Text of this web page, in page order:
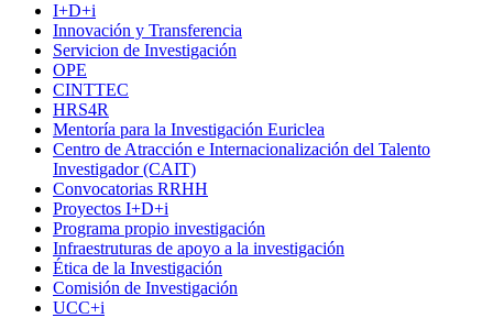
I+D+i
Innovación y Transferencia
Servicion de Investigación
OPE
CINTTEC
HRS4R
Mentoría para la Investigación Euriclea
Centro de Atracción e Internacionalización del Talento
Investigador (CAIT)
Convocatorias RRHH
Proyectos I+D+i
Programa propio investigación
Infraestruturas de apoyo a la investigación
Ética de la Investigación
Comisión de Investigación
UCC+i